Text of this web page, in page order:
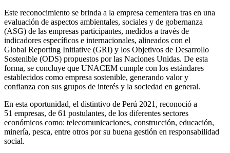
Este reconocimiento se brinda a la empresa cementera tras en una
evaluación de aspectos ambientales, sociales y de gobernanza
(ASG) de las empresas participantes, medidos a través de
indicadores específicos e internacionales, alineados con el
Global Reporting Initiative (GRI) y los Objetivos de Desarrollo
Sostenible (ODS) propuestos por las Naciones Unidas. De esta
forma, se concluye que UNACEM cumple con los estándares
establecidos como empresa sostenible, generando valor y
confianza con sus grupos de interés y la sociedad en general.
En esta oportunidad, el distintivo de Perú 2021, reconoció a
51 empresas, de 61 postulantes, de los diferentes sectores
económicos como: telecomunicaciones, construcción, educación,
minería, pesca, entre otros por su buena gestión en responsabilidad
social.